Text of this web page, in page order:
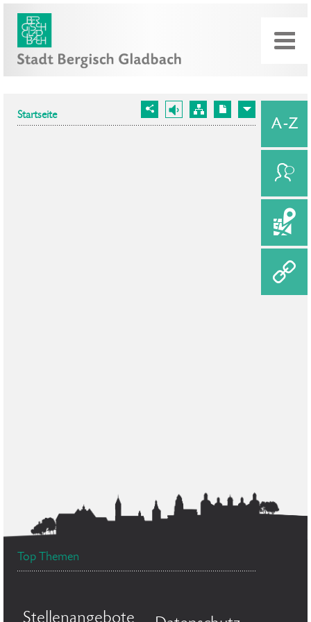
Startseite
Top Themen